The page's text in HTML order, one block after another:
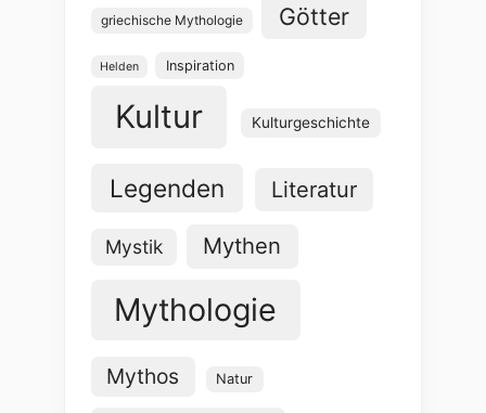
griechische Mythologie Götter
Helden Inspiration
Kultur Kulturgeschichte
Legenden Literatur
Mystik Mythen
Mythologie
Mythos Natur